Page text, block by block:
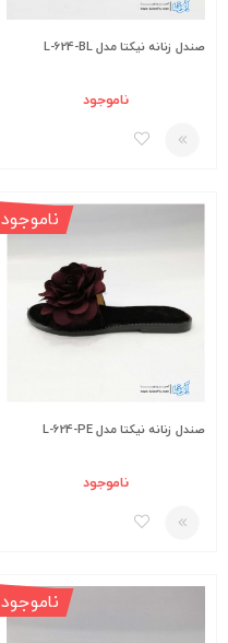
صندل زنانه نیکتا مدل L-624-BL
ناموجود
صندل زنانه نیکتا مدل L-624-PE
ناموجود
ناموجود
ناموجود